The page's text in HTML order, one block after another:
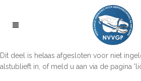
Dit deel is helaas afgesloten voor niet
alstublieft in, of meld u aan via de pagina